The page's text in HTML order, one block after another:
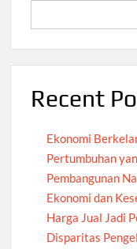
Recent
Ekonomi
Pertumbuhan
Pembangunan
Ekonomi dan
Harga Jual Jadi
Disparitas